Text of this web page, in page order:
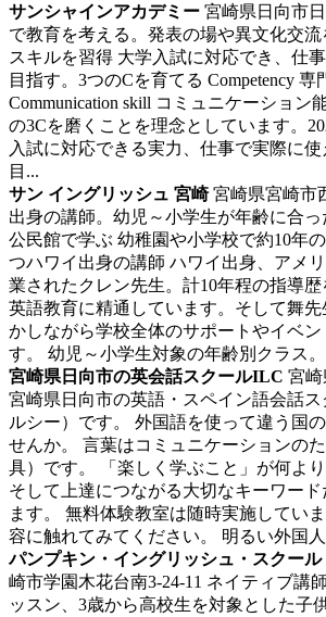
サンシャインアカデミー 宮崎県日向市
で教育を考える。発表の場や異文化交
スキルを習得 大学入試に対応でき、仕
目指す。3つのCを育てる Competency 専
Communication skill コミュニケーション
の3Cを磨くことを理念としています。
入試に対応できる実力、仕事で実際に
目...
サン イングリッシュ 宮崎宮崎県宮崎市
出身の講師。幼児～小学生が年齢に合
公民館で学ぶ 幼稚園や小学校で約10年
つハワイ出身の講師 ハワイ出身、アメ
業されたクレン先生。計10年程の指導
英語教育に精通しています。そして舞
かしながら学校全体のサポートやイベン
す。 幼児～小学生対象の年齢別クラス
宮崎県日向市の英会話スクールILC 宮崎
宮崎県日向市の英語・スペイン語会話
ルシー）です。
外国語を使って違う国
せんか。 言葉はコミュニケーションの
具）です。 「楽しく学ぶこと」が何より
そして上達につながる大切なキーワード
ます。 無料体験教室は随時実施してい
容に触れてみてください。 明るい外国
パンプキン・イングリッシュ・スクール
崎市学園木花台南3-24-11 ネイティブ講
ッスン、3歳から高校生を対象とした子